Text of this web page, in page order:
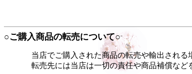
○ご購入商品の転売について○
当店でご購入された商品の転売や輸出される
転売先には当店は一切の責任や商品補償など